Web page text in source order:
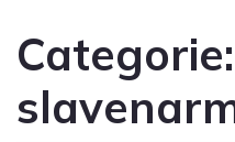
Categorie: